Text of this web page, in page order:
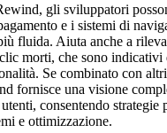
gli sviluppatori
e i sistemi di
fluida. Aiuta anche a
morti, che sono
Se combinato con
fornisce una visione
consentendo strategie
e ottimizzazione.